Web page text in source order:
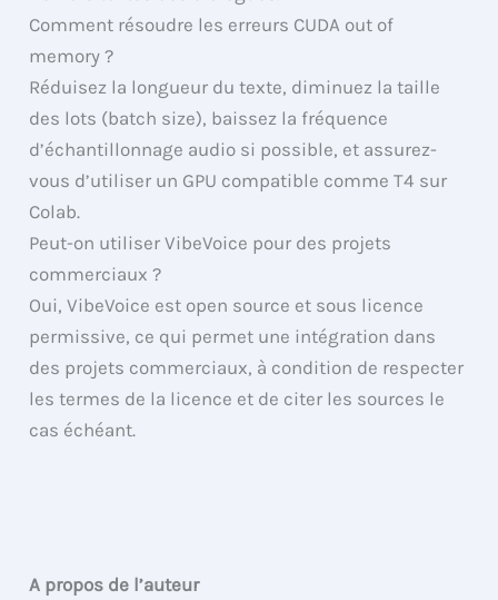
Comment résoudre les erreurs CUDA out of
memory ?
Réduisez la longueur du texte, diminuez la taille
des lots (batch size), baissez la fréquence
d’échantillonnage audio si possible, et assurez-
vous d’utiliser un GPU compatible comme T4 sur
Colab.
Peut-on utiliser VibeVoice pour des projets
commerciaux ?
Oui, VibeVoice est open source et sous licence
permissive, ce qui permet une intégration dans
des projets commerciaux, à condition de respecter
les termes de la licence et de citer les sources le
cas échéant.
A propos de l’auteur